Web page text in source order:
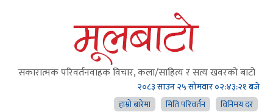
सकारात्मक परिवर्तनवाहक विचार, कला/साहित्य र सत्य खवरको बाटाे
२०८३ साउन २५ सोमवार०२:४३:२२ बजे
हाम्राे बारेमा
मिति परिवर्तन विनिमय दर